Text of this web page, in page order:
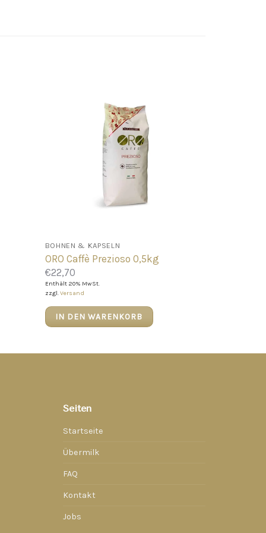
BOHNEN & KAPSELN
ORO Caffè Prezioso 0,5kg
€22,70
Enthält 20% MwSt.
zzgl.Versand
IN DEN WARENKORB
Seiten
Startseite
Übermilk
FAQ
Kontakt
Jobs